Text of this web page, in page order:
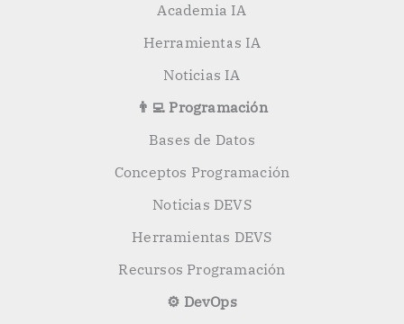
Academia IA
Herramientas IA
Noticias IA
👨‍💻 Programación
Bases de Datos
Conceptos Programación
Noticias DEVS
Herramientas DEVS
Recursos Programación
⚙️ DevOps